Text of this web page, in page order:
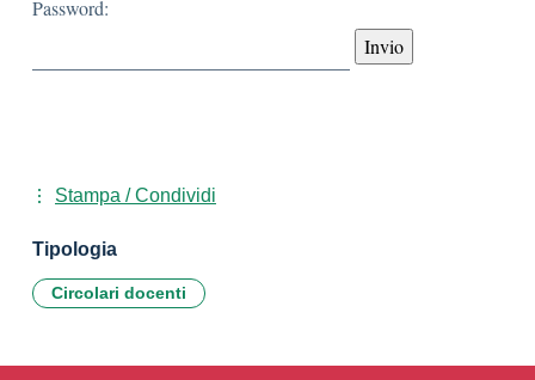
Password:
Stampa / Condividi
Tipologia
Circolari docenti